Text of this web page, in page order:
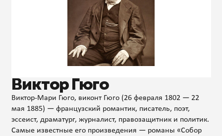
Виктор Гюго
Виктор-Мари Гюго, виконт Гюго (26 февраля 1802 — 22
мая 1885) — французский романтик, писатель, поэт,
эссеист, драматург, журналист, правозащитник и политик.
Самые известные его произведения — романы «Собор